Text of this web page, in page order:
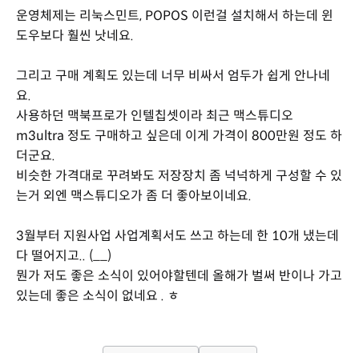
운영체제는 리눅스민트, POPOS 이런걸 설치해서 하는데 윈
도우보다 훨씬 낫네요.
그리고 구매 계획도 있는데 너무 비싸서 엄두가 쉽게 안나네
요.
사용하던 맥북프로가 인텔칩셋이라 최근 맥스튜디오
m3ultra 정도 구매하고 싶은데 이게 가격이 800만원 정도 하
더군요.
비슷한 가격대로 꾸려봐도 저장장치 좀 넉넉하게 구성할 수 있
는거 외엔 맥스튜디오가 좀 더 좋아보이네요.
3월부터 지원사업 사업계획서도 쓰고 하는데 한 10개 냈는데
다 떨어지고.. (__)
뭔가 저도 좋은 소식이 있어야할텐데 올해가 벌써 반이나 가고
있는데 좋은 소식이 없네요 . ㅎ